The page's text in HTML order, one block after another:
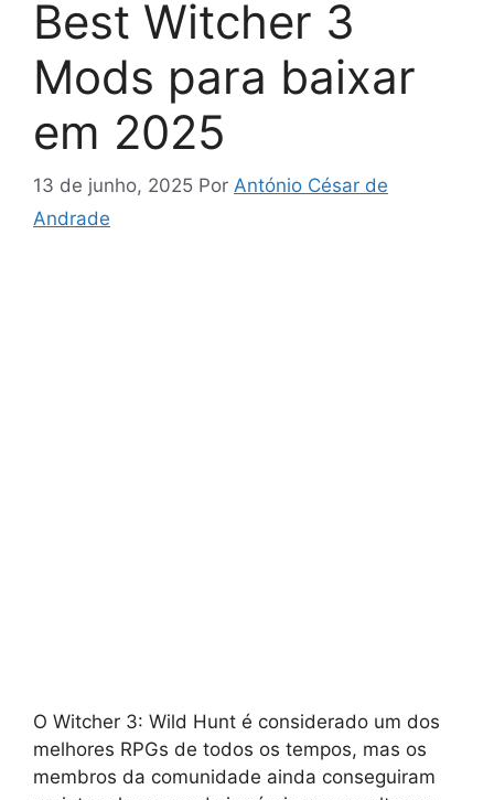
Best Witcher 3
Mods para baixar
em 2025
13 de junho, 2025 Por António César de
Andrade
O Witcher 3: Wild Hunt é considerado um dos
melhores RPGs de todos os tempos, mas os
membros da comunidade ainda conseguiram